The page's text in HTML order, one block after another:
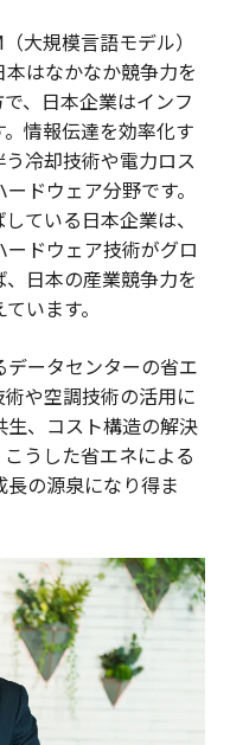
大規模言語モデル）
はなかなか競争力を
、日本企業はインフ
情報伝達を効率化す
冷却技術や電力ロス
ドウェア分野です。
ている日本企業は、
ドウェア技術がグロ
日本の産業競争力を
います。
データセンターの省エ
や空調技術の活用に
、コスト構造の解決
うした省エネによる
の源泉になり得ま